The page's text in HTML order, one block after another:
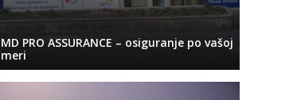
MD PRO ASSURANCE – osiguranje po vašoj
meri